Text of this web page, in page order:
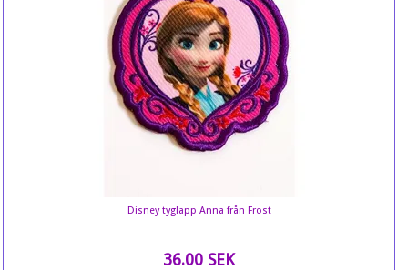
Disney tyglapp Anna från Frost
36.00 SEK